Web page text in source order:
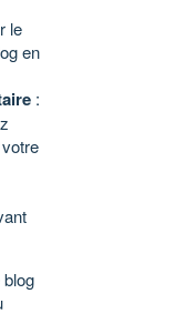
le
en
: